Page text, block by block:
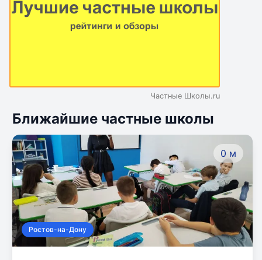
Частные Школы.ru
Ближайшие частные школы
0 м
Ростов-на-Дону